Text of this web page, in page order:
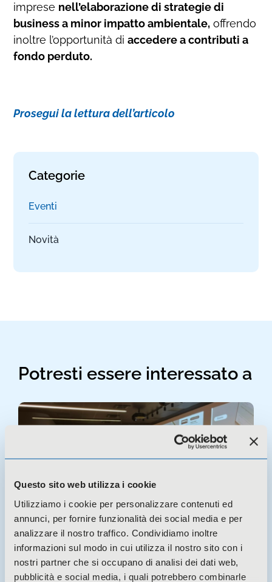
Questo sito web utilizza i cookie
Utilizziamo i cookie per personalizzare contenuti ed
annunci, per fornire funzionalità dei social media e per
analizzare il nostro traffico. Condividiamo inoltre
informazioni sul modo in cui utilizza il nostro sito con i
nostri partner che si occupano di analisi dei dati web,
pubblicità e social media, i quali potrebbero combinarle
imprese nell’elaborazione di strategie di
business a minor impatto ambientale, offrendo
inoltre l’opportunità diaccedere a contributi a
fondo perduto.
Prosegui la lettura dell’articolo
Categorie
Eventi
Novità
Potresti essere interessato a
MODIFICHE REGIME IRAP REGIONE